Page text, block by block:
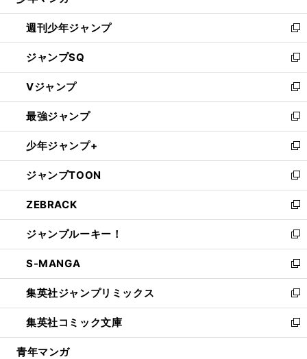
開
く
週刊少年ジャンプ
新
し
い
ウ
ィ
ン
ド
ウ
で
開
く
ジャンプSQ
新
し
い
ウ
ィ
ン
ド
ウ
で
開
く
Vジャンプ
新
し
い
ウ
ィ
ン
ド
ウ
で
開
く
最強ジャンプ
新
し
い
ウ
ィ
ン
ド
ウ
で
開
く
少年ジャンプ+
新
し
い
ウ
ィ
ン
ド
ウ
で
開
く
ジャンプTOON
新
し
い
ウ
ィ
ン
ド
ウ
で
開
く
ZEBRACK
新
し
い
ウ
ィ
ン
ド
ウ
で
開
ジャンプルーキー！
新
し
い
ウ
ィ
ン
ド
ウ
S-MANGA
新
し
い
ウ
ィ
ン
集英社ジャンプリミックス
新
し
い
ウ
集英社コミック文庫
新
し
青年マンガ